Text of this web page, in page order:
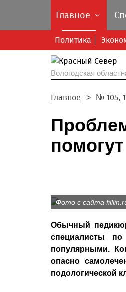
Главное
Политика
Вологодская
Главное № 105,
помогут
Фото с сайта
Обычный
специалисты
популярными.
опасно
подологической